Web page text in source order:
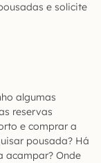
e solicite
algumas
reservas
e comprar a
pousada? Há
acampar? Onde